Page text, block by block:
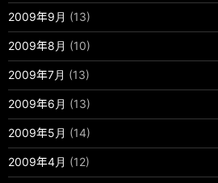
2009年9月 (13)
2009年8月 (10)
2009年7月 (13)
2009年6月 (13)
2009年5月 (14)
2009年4月 (12)